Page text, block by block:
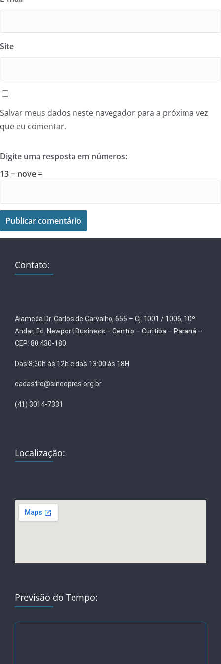
Site
Salvar meus dados neste navegador para a próxima vez
que eu comentar.
Digite uma resposta em números:
13 − nove =
Contato:
Alameda Dr. Carlos de Carvalho, 655 – Cj. 1001 / 1006, 10º
Andar, Ed. Newport Business – Centro – Curitiba – Paraná –
CEP: 80.430-180.
Das 8:30h às 12h e das 13:00 às 18H
cadastro@sineepres.org.br
(41) 3014-7331
Localização:
Previsão do Tempo: